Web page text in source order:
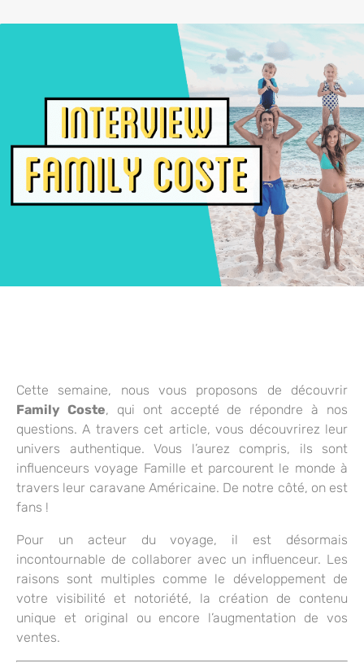
Cette semaine, nous vous proposons de découvrir
Family Coste, qui ont accepté de répondre à nos
questions. A travers cet article, vous découvrirez leur
univers authentique. Vous l’aurez compris, ils sont
influenceurs voyage Famille et parcourent le monde à
travers leur caravane Américaine. De notre côté, on est
fans !
Pour un acteur du voyage, il est désormais
incontournable de collaborer avec un influenceur. Les
raisons sont multiples comme le développement de
votre visibilité et notoriété, la création de contenu
unique et original ou encore l’augmentation de vos
ventes.